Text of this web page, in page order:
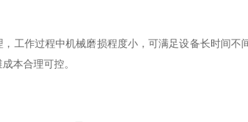
工作过程中机械磨损程度小，可满足设备长时间不
本合理可控。